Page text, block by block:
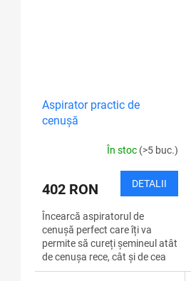
Aspirator practic de
cenușă
În stoc (>5 buc.)
402 RON DETALII
Încearcă aspiratorul de
cenușă perfect care îți va
permite să cureți șemineul atât
de cenușa rece, cât și de cea
fierbinte. Utilizarea sa este